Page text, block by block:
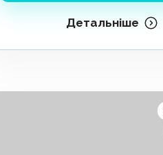
Детальніше